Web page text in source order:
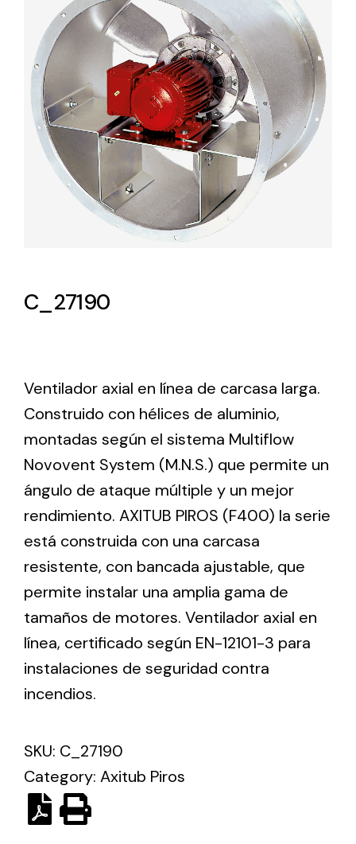
Lighting and Electrical
Equipment
Complete solutions in lighting and electrical
material for each project and need
Ventilation
The incorporation of Novovent into the group
meant a greater offer of ventilation products for
different uses
Iluminación Solar
de necesidades.
Solar lighting
Variety of solar solutions for all kinds of needs.
C_27190
Ventilador axial en línea de carcasa larga.
Construido con hélices de aluminio,
montadas según el sistema Multiflow
Novovent System (M.N.S.) que permite un
ángulo de ataque múltiple y un mejor
rendimiento. AXITUB PIROS (F400) la serie
está construida con una carcasa
resistente, con bancada ajustable, que
permite instalar una amplia gama de
tamaños de motores. Ventilador axial en
línea, certificado según EN-12101-3 para
instalaciones de seguridad contra
incendios.
SKU: C_27190
Category: Axitub Piros